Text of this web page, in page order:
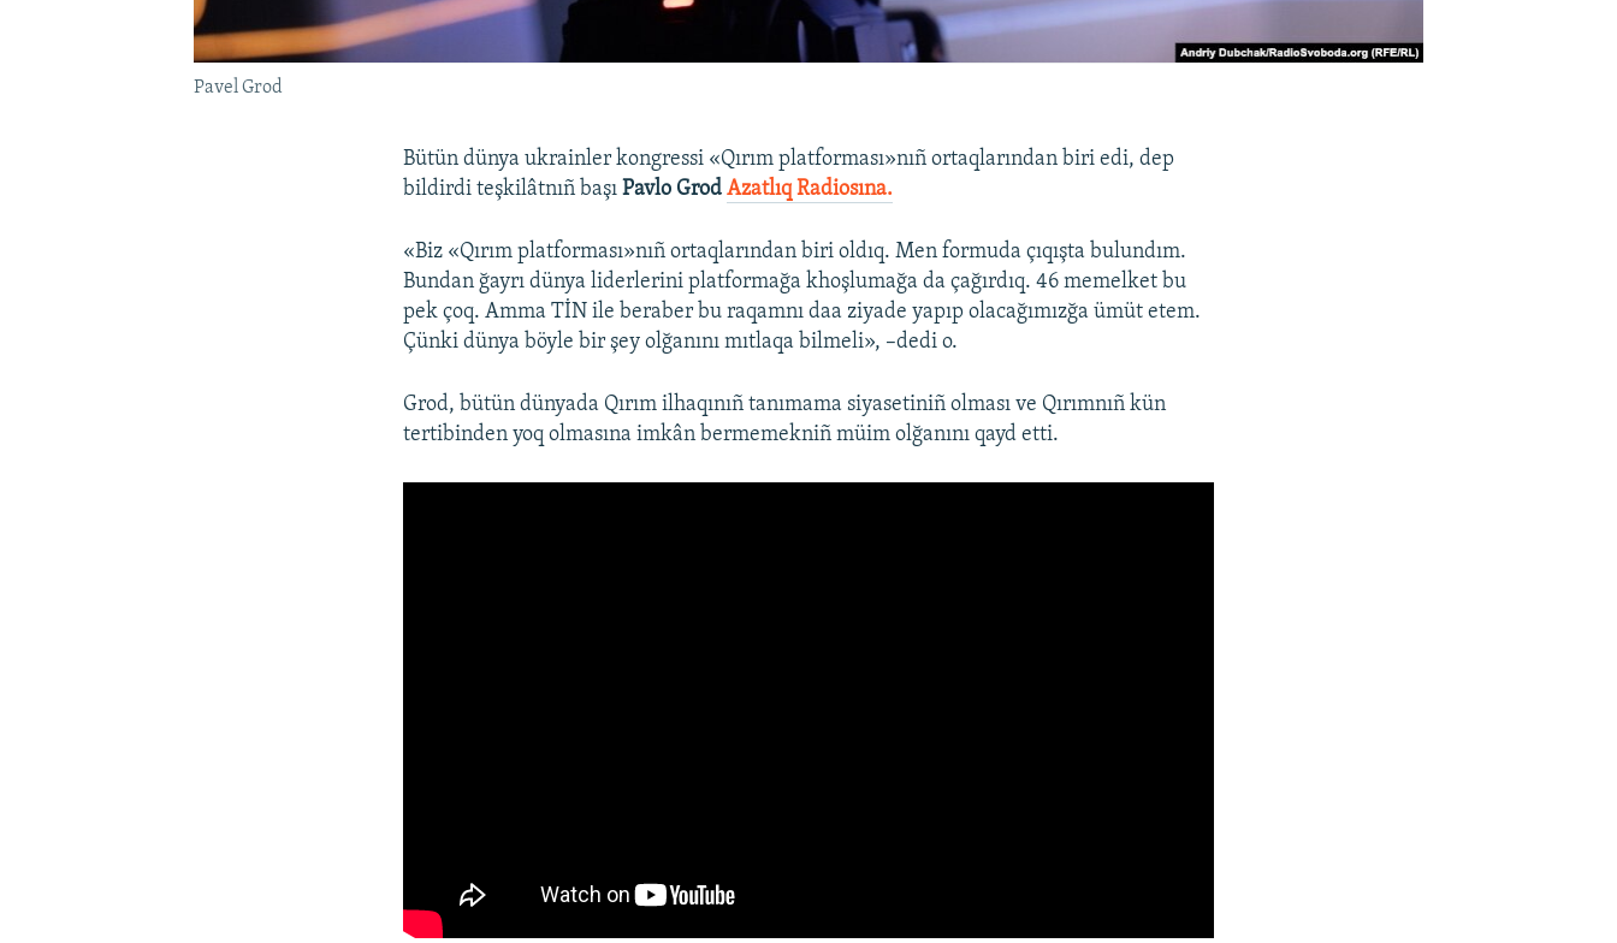
Pavel Grod
Bütün dünya ukrainler kongressi «Qırım platforması»nıñ ortaqlarından biri edi, dep
bildirdi teşkilâtnıñ başıPavlo Grod Azatlıq Radiosına.
«Biz «Qırım platforması»nıñ ortaqlarından biri oldıq. Men formuda çıqışta bulundım.
Bundan ğayrı dünya liderlerini platformağa khoşlumağa da çağırdıq. 46 memelket bu
pek çoq. Amma TİN ile beraber bu raqamnı daa ziyade yapıp olacağımızğa ümüt etem.
Çünki dünya böyle bir şey olğanını mıtlaqa bilmeli», –dedi o.
Grod, bütün dünyada Qırım ilhaqınıñ tanımama siyasetiniñ olması ve Qırımnıñ kün
tertibinden yoq olmasına imkân bermemekniñ müim olğanını qayd etti.